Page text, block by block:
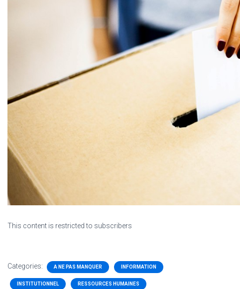
This content is restricted to subscribers
Categories: A NE PAS MANQUER INFORMATION
INSTITUTIONNEL RESSOURCES HUMAINES